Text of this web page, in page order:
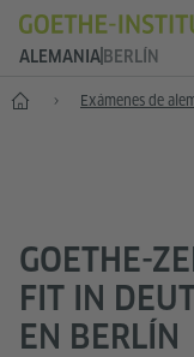
ALEMANIA BERLÍN
-- Exámenes de
GOETHE-
FIT IN
EN BERLÍN